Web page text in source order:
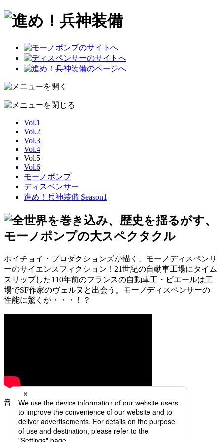
Vol.1
Vol.2
Vol.3
Vol.4
Vol.5
Vol.6
モーノポンプ
ディスペンサー
進め！兵神装備 Season1
ホイチョイ・プロダクションズが描く、モーノディスペンサ
ーのサイエンスフィクション！21世紀の自動車工場にタイム
スリップした110年前のフランスの自動車工・ピエールは工
場でSF作家のヴェルヌと出会う。モーノディスペンサーの
性能に驚くが・・・！？
音声ありでお楽しみください！